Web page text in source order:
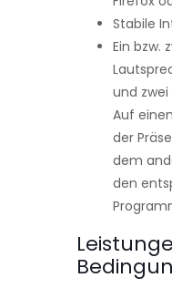
Stabile
Ein bzw.
und zwei
Auf
der
dem
den